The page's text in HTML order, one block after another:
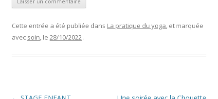
Cette entrée a été publiée dans La pratique du yoga, et marquée
avec soin, le 28/10/2022 .